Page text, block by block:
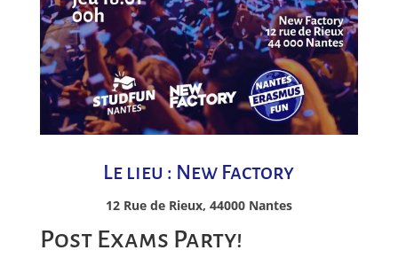
Le lieu : New Factory
12 Rue de Rieux, 44000 Nantes
Post Exams Party!